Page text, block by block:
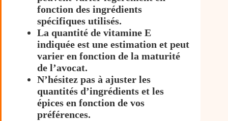
fonction des ingrédients
spécifiques utilisés.
La quantité de vitamine E
indiquée est une estimation et peut
varier en fonction de la maturité
de l’avocat.
N’hésitez pas à ajuster les
quantités d’ingrédients et les
épices en fonction de vos
préférences.